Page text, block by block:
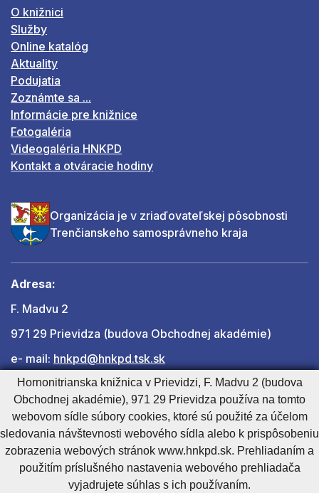
O knižnici
Služby
Online katalóg
Aktuality
Podujatia
Zoznámte sa ...
Informácie pre knižnice
Fotogaléria
Videogaléria HNKPD
Kontakt a otváracie hodiny
Organizácia je v zriaďovateľskej pôsobnosti
Trenčianskeho samosprávneho kraja
Adresa:
F. Madvu 2
971 29 Prievidza (budova Obchodnej akadémie)
e- mail: hnkpd@hnkpd.tsk.sk
Ďalšie kontakty
Cookies nastavenieCookies - viac informáciíVyhlásenie o prístupnosti
Technický prevádzkovateľ
Správca obsahu
Hornonitrianska knižnica v Prievidzi, F. Madvu 2 (budova
Obchodnej akadémie), 971 29 Prievidza používa na tomto
webovom sídle súbory cookies, ktoré sú použité za účelom
sledovania návštevnosti webového sídla alebo k prispôsobeniu
zobrazenia webových stránok www.hnkpd.sk. Prehliadaním a
použitím príslušného nastavenia webového prehliadača
vyjadrujete súhlas s ich používaním.